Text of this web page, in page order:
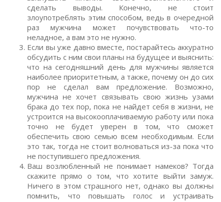
сделать выводы. Конечно, не стоит
злоупотреблять этим способом, ведь в очередной
раз мужчина может почувствовать что-то
неладное, а вам это не нужно.
Если вы уже давно вместе, постарайтесь аккуратно
обсудить с ним свои планы на будущее и выяснить:
что на сегодняшний день для мужчины является
наиболее приоритетным, а также, почему он до сих
пор не сделал вам предложение. Возможно,
мужчина не хочет связывать свою жизнь узами
брака до тех пор, пока не найдет себя в жизни, не
устроится на высокооплачиваемую работу или пока
точно не будет уверен в том, что сможет
обеспечить свою семью всем необходимым. Если
это так, тогда не стоит волноваться из-за пока что
не поступившего предложения.
Ваш возлюбленный не понимает намеков? Тогда
скажите прямо о том, что хотите выйти замуж.
Ничего в этом страшного нет, однако вы должны
помнить, что повышать голос и устраивать